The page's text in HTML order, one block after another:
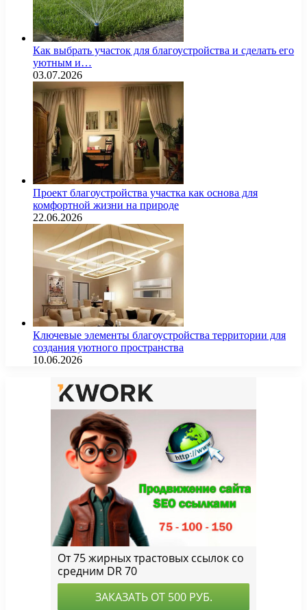
Как выбрать участок для благоустройства и сделать его
уютным и…
03.07.2026
Проект благоустройства участка как основа для
комфортной жизни на природе
22.06.2026
Ключевые элементы благоустройства территории для
создания уютного пространства
10.06.2026